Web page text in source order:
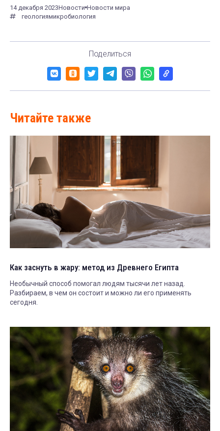
14 декабря 2023Новости Новости мира
геологиямикробиология
Поделиться
Читайте также
Как заснуть в жару: метод из Древнего Египта
Необычный способ помогал людям тысячи лет назад.
Разбираем, в чем он состоит и можно ли его применять
сегодня.